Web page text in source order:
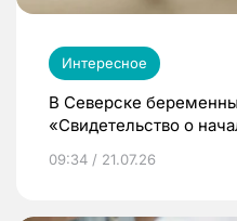
Интересное
В Северске
«Свидетельство о
09:34 / 21.07.26